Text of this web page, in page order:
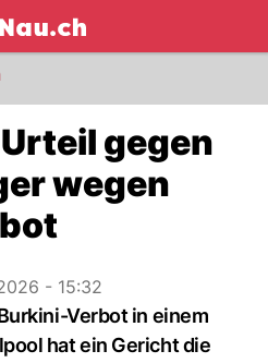
NAU.ch
gegen
wegen
- 15:32
Verbot in einem
hat ein Gericht die